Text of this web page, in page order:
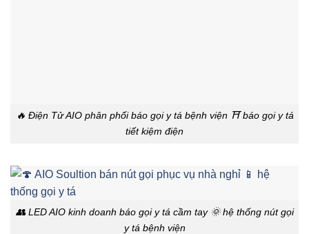
🔥 Điện Tử AIO phân phối báo gọi y tá bệnh viện ⛩️ báo gọi y tá
tiết kiệm điện
👥 LED AIO kinh doanh báo gọi y tá cầm tay 🌞 hệ thống nút gọi
y tá bệnh viện